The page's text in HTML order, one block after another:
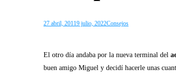
27 abril, 20119 julio, 2022Consejos
El otro día andaba por la nueva terminal del
buen amigo Miguel y decidí hacerle unas